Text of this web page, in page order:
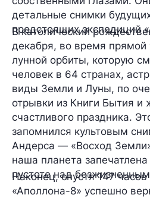
детальные снимки
предстоящих экспедиций
В католический
декабря, во время прямой
лунной орбиты, которую
человек в 64 странах,
виды Земли и Луны, по
отрывки из Книги Бытия и
счастливого праздника.
запомнился культовым
Андерса — «Восход
наша планета
пустоте над
Наконец, спустя 147
«Аполлона-8» успешно